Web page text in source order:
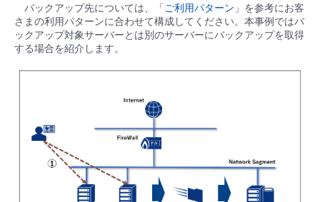
- クラウド / サーバー
- vUTM2
バックアップ先については、「 ご利用パターン 」を参考にお客
さまの利用パターンに合わせて構成してください。本事例ではバ
ックアップ対象サーバーとは別のサーバーにバックアップを取得
する場合を紹介します。